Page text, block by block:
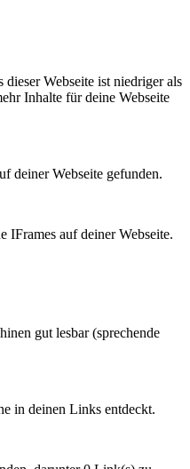
Webseite ist niedriger als
Inhalte für deine Webseite
deiner Webseite gefunden.
IFrames auf deiner Webseite.
gut lesbar (sprechende
in deinen Links entdeckt.